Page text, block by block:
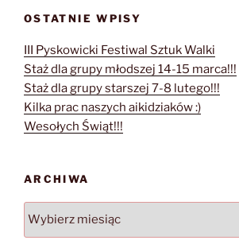
OSTATNIE WPISY
III Pyskowicki Festiwal Sztuk Walki
Staż dla grupy młodszej 14-15 marca!!!
Staż dla grupy starszej 7-8 lutego!!!
Kilka prac naszych aikidziaków :)
Wesołych Świąt!!!
ARCHIWA
Archiwa